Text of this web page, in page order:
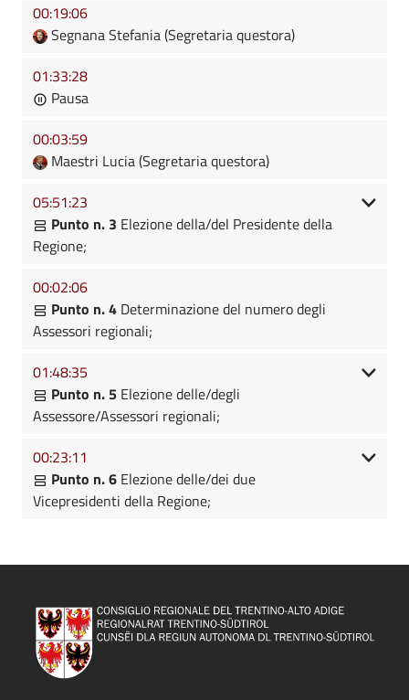
00:19:06
Segnana Stefania (Segretaria questora)
01:33:28
Pausa
00:03:59
Maestri Lucia (Segretaria questora)
05:51:23
Punto n. 3 Elezione della/del Presidente della
Regione;
00:02:06
Punto n. 4 Determinazione del numero degli
Assessori regionali;
01:48:35
Punto n. 5 Elezione delle/degli
Assessore/Assessori regionali;
00:23:11
Punto n. 6 Elezione delle/dei due
Vicepresidenti della Regione;